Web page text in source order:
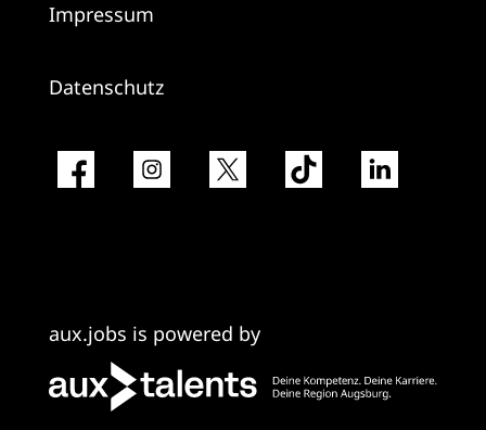
Impressum
Datenschutz
aux.jobs is powered by